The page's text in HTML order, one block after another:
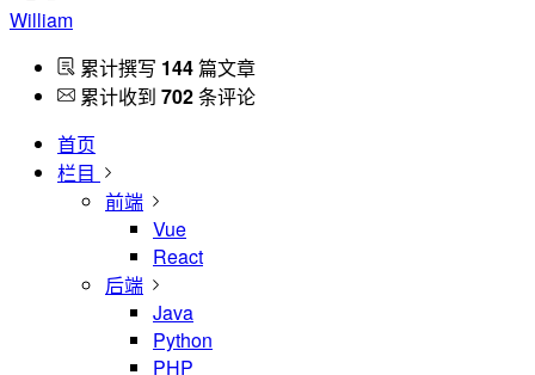
William
累计撰写 144篇文章
累计收到 702条评论
首页
栏目
前端
Vue
React
后端
Java
Python
PHP